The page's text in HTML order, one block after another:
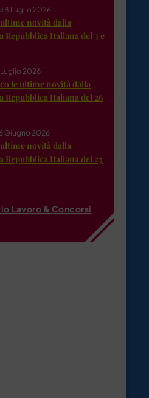
8 Luglio 2026
novità dalla
Repubblica Italiana del 3 e
2026
le ultime novità dalla
Repubblica Italiana del 26
Giugno 2026
novità dalla
Repubblica Italiana del 23
Lavoro & Concorsi